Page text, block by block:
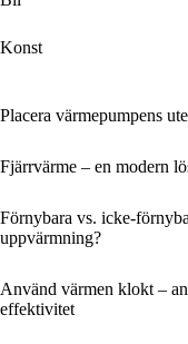
Konst
Placera värmepumpens
Fjärrvärme – en modern
Förnybara vs. icke-
uppvärmning?
Använd värmen klokt –
effektivitet